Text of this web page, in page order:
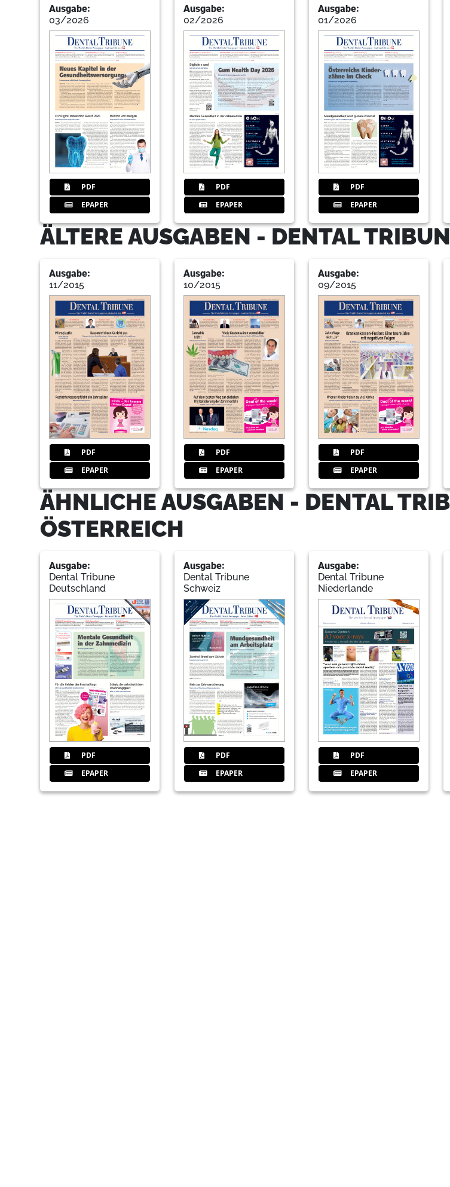
Ausgabe:
03/2026
PDF
EPAPER
Ausgabe:
02/2026
PDF
EPAPER
Ausgabe:
01/2026
PDF
EPAPER
ÄLTERE AUSGABEN - DENTAL
Ausgabe:
11/2015
PDF
EPAPER
Ausgabe:
10/2015
PDF
EPAPER
Ausgabe:
09/2015
PDF
EPAPER
ÄHNLICHE AUSGABEN - DENTAL
ÖSTERREICH
Ausgabe:
Dental Tribune
Deutschland
PDF
EPAPER
Ausgabe:
Dental Tribune
Schweiz
PDF
EPAPER
Ausgabe:
Dental Tribune
Niederlande
PDF
EPAPER